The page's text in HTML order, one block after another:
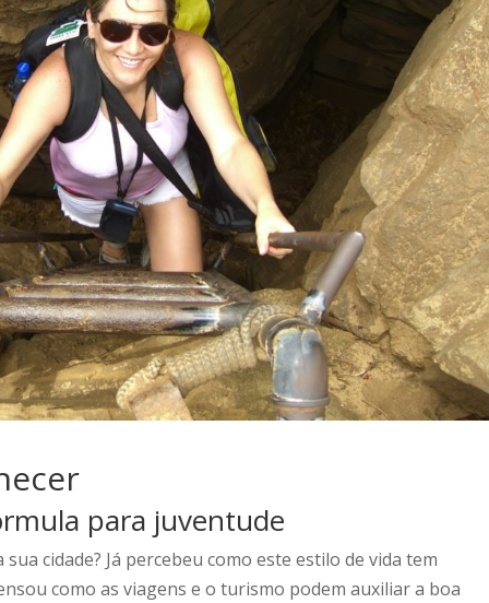
para juventude
cidade? Já percebeu como este estilo de vida tem
como as viagens e o turismo podem auxiliar a boa